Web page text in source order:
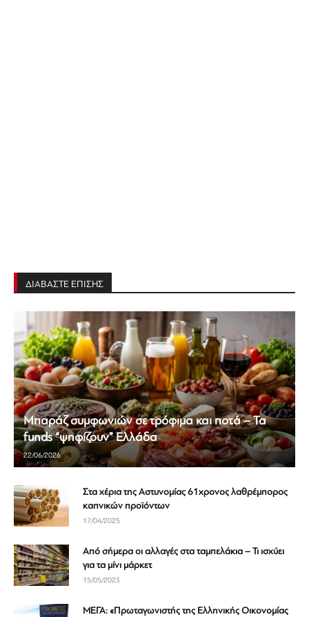
ΔΙΑΒΑΣΤΕ ΕΠΙΣΗΣ
Μπαράζ συμφωνιών σε τρόφιμα και ποτά – Τα
funds “ψηφίζουν” Ελλάδα
22/06/2026
Στα χέρια της Αστυνομίας 61χρονος λαθρέμπορος
καπνικών προϊόντων
17/04/2025
Από σήμερα οι αλλαγές στα ταμπελάκια – Τι ισχύει
για τα μίνι μάρκετ
15/05/2023
ΜΕΓΑ: «Πρωταγωνιστής της Ελληνικής Οικονομίας